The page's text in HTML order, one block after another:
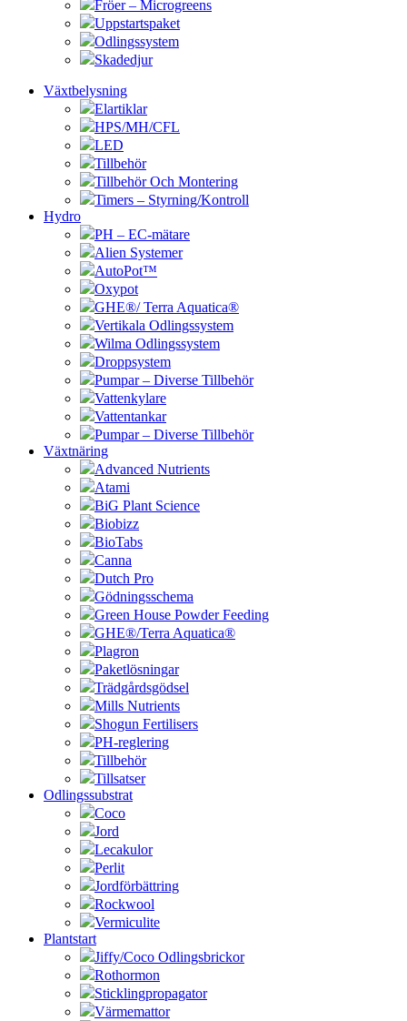
Fröer – Microgreens
Uppstartspaket
Odlingssystem
Skadedjur
Växtbelysning
Elartiklar
HPS/MH/CFL
LED
Tillbehör
Tillbehör Och Montering
Timers – Styrning/Kontroll
Hydro
PH – EC-mätare
Alien Systemer
AutoPot™
Oxypot
GHE®/ Terra Aquatica®
Vertikala Odlingssystem
Wilma Odlingssystem
Droppsystem
Pumpar – Diverse Tillbehör
Vattenkylare
Vattentankar
Pumpar – Diverse Tillbehör
Växtnäring
Advanced Nutrients
Atami
BiG Plant Science
Biobizz
BioTabs
Canna
Dutch Pro
Gödningsschema
Green House Powder Feeding
GHE®/Terra Aquatica®
Plagron
Paketlösningar
Trädgårdsgödsel
Mills Nutrients
Shogun Fertilisers
PH-reglering
Tillbehör
Tillsatser
Odlingssubstrat
Coco
Jord
Lecakulor
Perlit
Jordförbättring
Rockwool
Vermiculite
Plantstart
Jiffy/Coco Odlingsbrickor
Rothormon
Sticklingpropagator
Värmemattor